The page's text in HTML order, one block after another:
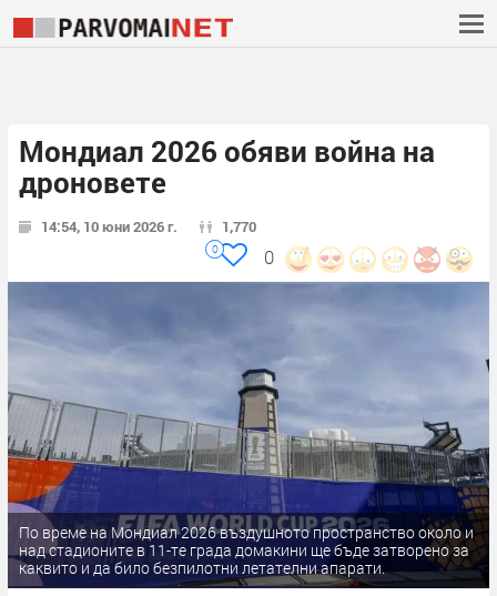
Мондиал 2026 обяви война на
дроновете
14:54, 10 юни 2026 г. 1,770
0
0
По време на Мондиал 2026 въздушното пространство около и
над стадионите в 11-те града домакини ще бъде затворено за
каквито и да било безпилотни летателни апарати.